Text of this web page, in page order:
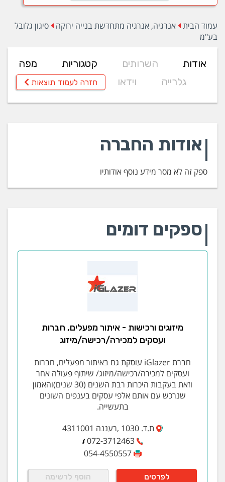
עמוד הבית אנרגיה, אנרגיה מתחדשת בנייה ירוקה
סיגון גלובל
בע"מ
אודות השרותים קטגוריות
מפה
גלרייה
וידאו חזרה לעמוד תוצאות
אודות החברה
ספק זה לא מסר מידע נוסף אודותיו
ספקים דומים
מיזוגים ורכישות - איתור מפעלים, חברות
ועסקים למכירה/רכישה/מיזוג
חברת iGlazer עוסקת גם באיתור מפעלים, חברות
ועסקים למכירה/רכישה/מיזוג/ שיתוף פעולה אחר
וזאת בעקבות היכרות רבת השנים (30 שנים)והאמון
שנרכש עם אותם אלפי עסקים בענפים השונים
בתעשייה.
ת.ד. 1030 ,רעננה 4311001
072-3712463
054-4550557
לפרטים הוסף לרשימה